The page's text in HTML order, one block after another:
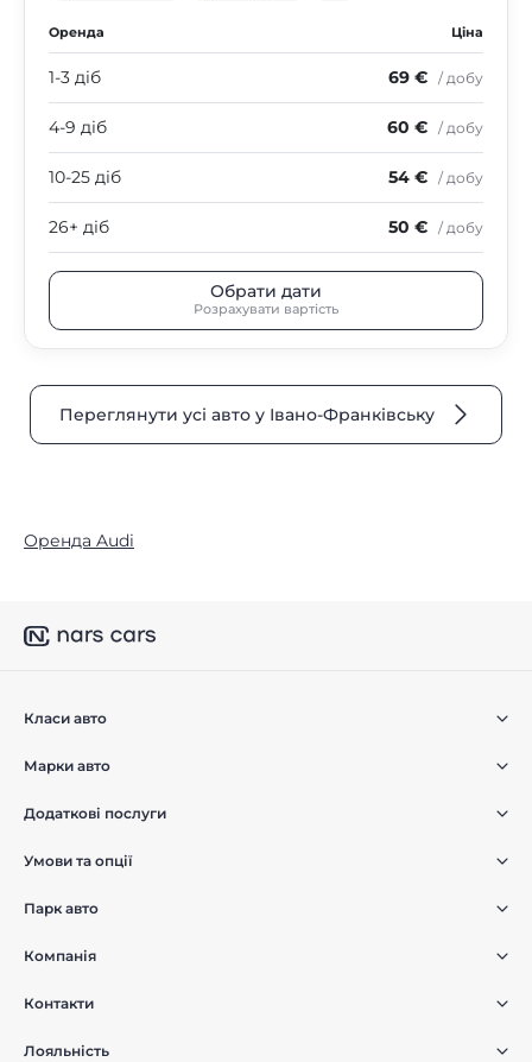
Оренда Ціна
1-3 діб 69 € / добу
4-9 діб 60 € / добу
10-25 діб 54 € / добу
26+ діб 50 € / добу
Обрати дати
Розрахувати вартість
Переглянути усі авто у Івано-Франківську
Оренда Audi
Класи авто
Марки авто
Додаткові послуги
Умови та опції
Парк авто
Компанія
Контакти
Лояльність